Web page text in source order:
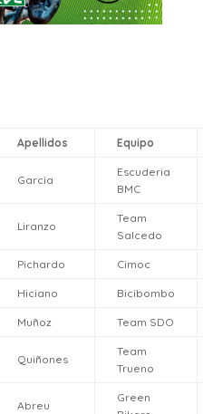
Apellidos Equipo
Garcia
Escuderia
BMC
Liranzo
Team
Salcedo
Pichardo Cimoc
Hiciano Bicibombo
Muñoz Team SDO
Quiñones
Team
Trueno
Abreu
Green